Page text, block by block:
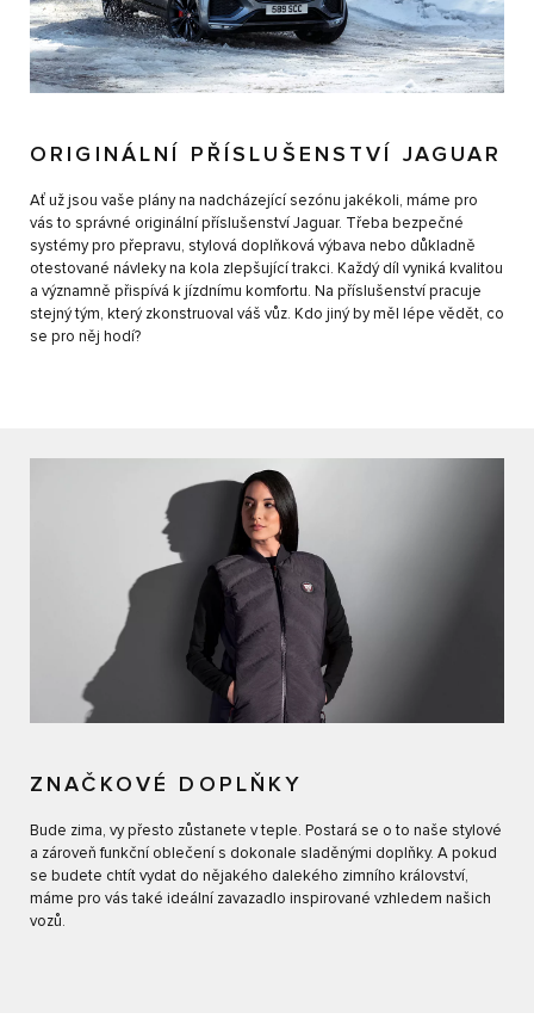
ORIGINÁLNÍ PŘÍSLUŠENSTVÍ JAGUAR
Ať už jsou vaše plány na nadcházející sezónu jakékoli, máme pro
vás to správné originální příslušenství Jaguar. Třeba bezpečné
systémy pro přepravu, stylová doplňková výbava nebo důkladně
otestované návleky na kola zlepšující trakci. Každý díl vyniká kvalitou
a významně přispívá k jízdnímu komfortu. Na příslušenství pracuje
stejný tým, který zkonstruoval váš vůz. Kdo jiný by měl lépe vědět, co
se pro něj hodí?
ZNAČKOVÉ DOPLŇKY
Bude zima, vy přesto zůstanete v teple. Postará se o to naše stylové
a zároveň funkční oblečení s dokonale sladěnými doplňky. A pokud
se budete chtít vydat do nějakého dalekého zimního království,
máme pro vás také ideální zavazadlo inspirované vzhledem našich
vozů.